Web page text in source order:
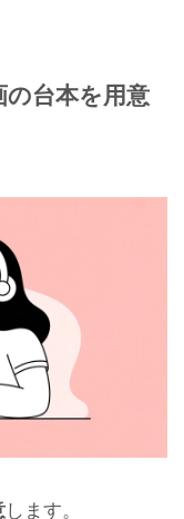
台本を用意
します。